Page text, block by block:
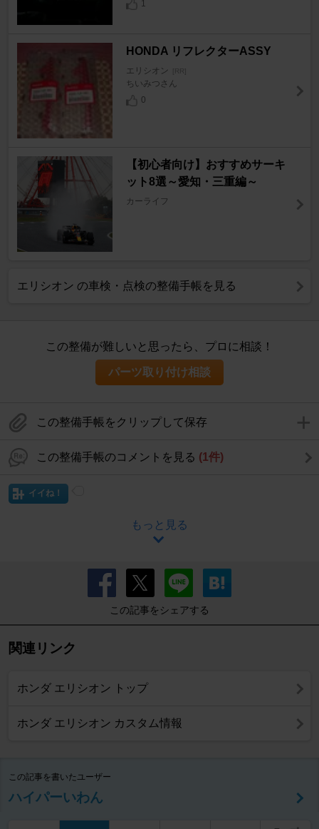
1
HONDA リフレクターASSY
エリシオン [RR]
ちいみつさん
0
【初心者向け】おすすめサーキ
ット8選～愛知・三重編～
カーライフ
エリシオン の車検・点検の整備手帳を見る
この整備が難しいと思ったら、プロに相談！
パーツ取り付け相談
この整備手帳をクリップして保存
この整備手帳のコメントを見る (1件)
イイね！
もっと見る
この記事をシェアする
関連リンク
ホンダ エリシオン トップ
ホンダ エリシオン カスタム情報
この記事を書いたユーザー
ハイパーいわん